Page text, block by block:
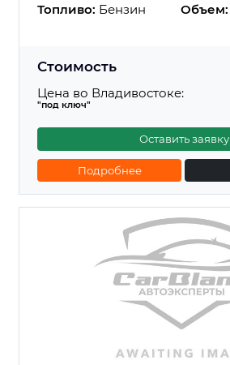
Топливо: Бензин Объем:
Стоимость
Цена во Владивостоке:
"под ключ"
Оставить заявку
Подробнее